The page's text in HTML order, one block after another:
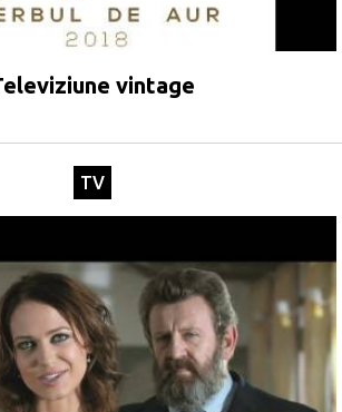
vintage
TV